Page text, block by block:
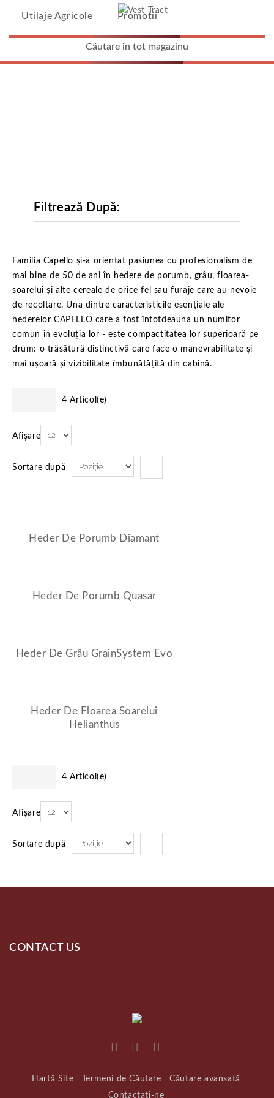
Utilaje Agricole Promoții
Filtrează După:
Familia Capello și-a orientat pasiunea cu profesionalism de
mai bine de 50 de ani în hedere de porumb, grâu, floarea-
soarelui și alte cereale de orice fel sau furaje care au nevoie
de recoltare. Una dintre caracteristicile esențiale ale
hederelor CAPELLO care a fost întotdeauna un numitor
comun în evoluția lor - este compactitatea lor superioară pe
drum: o trăsătură distinctivă care face o manevrabilitate și
mai ușoară și vizibilitate îmbunătățită din cabină.
4 Articol(e)
Afișare
Sortare după
Heder De Porumb Diamant
Heder De Porumb Quasar
Heder De Grâu GrainSystem Evo
Heder De Floarea Soarelui
Helianthus
4 Articol(e)
Afișare
Sortare după
CONTACT US
Hartă Site Termeni de Căutare
Căutare avansată
Contactați-ne